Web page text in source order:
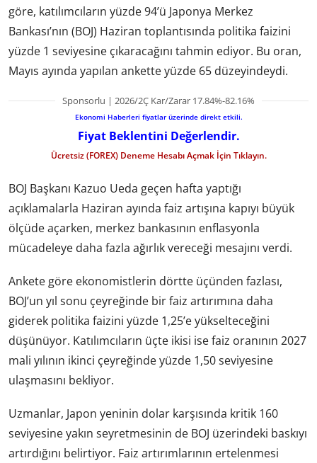
göre, katılımcıların yüzde 94’ü Japonya Merkez
Bankası’nın (BOJ) Haziran toplantısında politika faizini
yüzde 1 seviyesine çıkaracağını tahmin ediyor. Bu oran,
Mayıs ayında yapılan ankette yüzde 65 düzeyindeydi.
Sponsorlu | 2026/2Ç Kar/Zarar 17.84%-82.16%
Ekonomi Haberleri fiyatlar üzerinde direkt etkili.
Fiyat Beklentini Değerlendir.
Ücretsiz (FOREX) Deneme Hesabı Açmak İçin Tıklayın.
BOJ Başkanı Kazuo Ueda geçen hafta yaptığı
açıklamalarla Haziran ayında faiz artışına kapıyı büyük
ölçüde açarken, merkez bankasının enflasyonla
mücadeleye daha fazla ağırlık vereceği mesajını verdi.
Ankete göre ekonomistlerin dörtte üçünden fazlası,
BOJ’un yıl sonu çeyreğinde bir faiz artırımına daha
giderek politika faizini yüzde 1,25’e yükselteceğini
düşünüyor. Katılımcıların üçte ikisi ise faiz oranının 2027
mali yılının ikinci çeyreğinde yüzde 1,50 seviyesine
ulaşmasını bekliyor.
Uzmanlar, Japon yeninin dolar karşısında kritik 160
seviyesine yakın seyretmesinin de BOJ üzerindeki baskıyı
artırdığını belirtiyor. Faiz artırımlarının ertelenmesi